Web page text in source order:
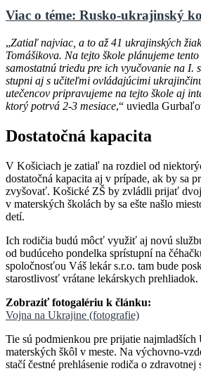
Viac o téme: Rusko-ukrajinský
„Zatiaľ najviac, a to až 41 ukrajinských
Tomášikova. Na tejto škole plánujeme
samostatnú triedu pre ich vyučovanie na I.
stupni aj s učiteľmi ovládajúcimi
utečencov pripravujeme na tejto škole aj
ktorý potrvá 2-3 mesiace,“ uviedla
Dostatočná kapacita
V Košiciach je zatiaľ na rozdiel od
dostatočná kapacita aj v prípade, ak by sa
zvyšovať. Košické ZŠ by zvládli prijať
v materských školách by sa ešte našlo
detí.
Ich rodičia budú môcť využiť aj novú
od budúceho pondelka sprístupní na
spoločnosťou Váš lekár s.r.o. tam bude
starostlivosť vrátane lekárskych prehliadok.
Zobraziť fotogalériu k článku:
Vojna na Ukrajine (fotografie)
Tie sú podmienkou pre prijatie
materských škôl v meste. Na výchovno-
stačí čestné prehlásenie rodiča o zdravotnej